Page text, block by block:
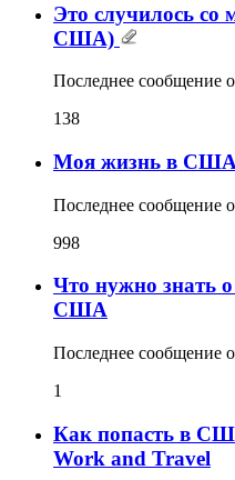
Это случилось со
США)
Последнее сообщение
138
Моя жизнь в США
Последнее сообщение
998
Что нужно знать о
США
Последнее сообщение
1
Как попасть в
Work and Travel